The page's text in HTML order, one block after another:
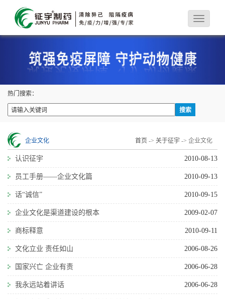
热门搜索：
首页 -> 关于征宇 -> 企业文化
企业文化
2010-08-13
认识征宇
2010-09-13
员工手册——企业文化篇
2010-09-15
话“诚信”
2009-02-07
企业文化是渠道建设的根本
2010-09-11
商标释意
2006-08-26
文化立业 责任如山
2006-06-28
国家兴亡 企业有责
2006-06-28
我永远站着讲话